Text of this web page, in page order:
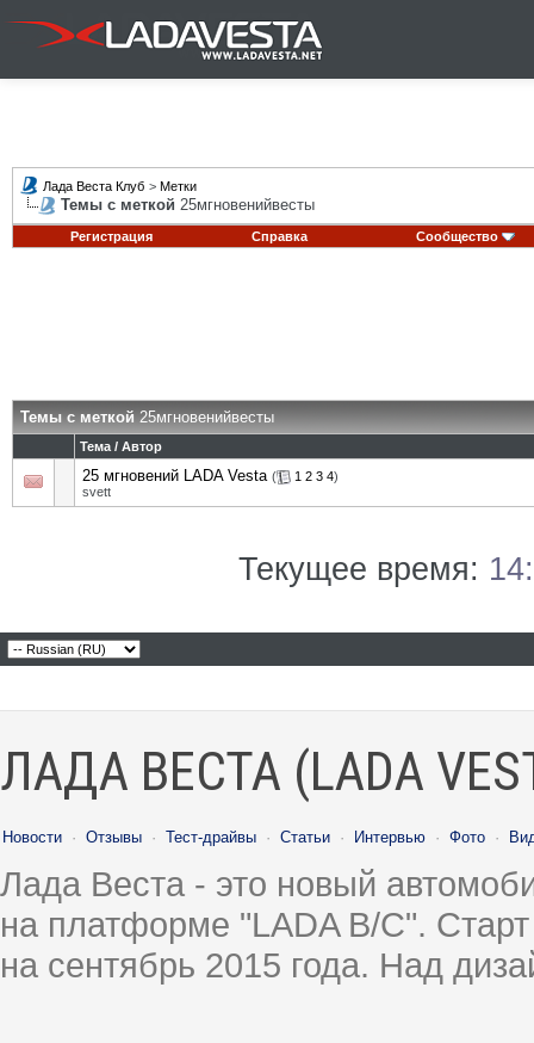
Лада Веста Клуб > Метки
Темы с меткой 25мгновенийвесты
Регистрация Справка Сообщество
Темы с меткой25мгновенийвесты
Тема / Автор
25 мгновений LADA Vesta ( 1 2 3 4)
svett
Текущее время:
ЛАДА ВЕСТА (LADA
Новости · Отзывы · Тест-драйвы · Статьи · Интервью · Фото ·
Лада Веста - это новый
на платформе "LADA B/C".
на сентябрь 2015 года. Над